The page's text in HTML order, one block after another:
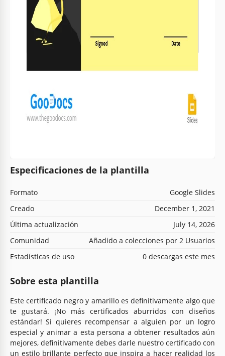
Especificaciones de la plantilla
Formato
Google Slides
Creado
December 1, 2021
Última actualización
July 14, 2026
Comunidad
Añadido a colecciones por 2 Usuarios
Estadísticas de uso
0 descargas este mes
Sobre esta plantilla
Este certificado negro y amarillo es definitivamente algo que
te gustará. ¡No más certificados aburridos con diseños
estándar! Si quieres recompensar a alguien por un logro
especial y animar a esta persona a obtener resultados aún
mejores, definitivamente debes darle nuestro certificado con
un estilo brillante perfecto que inspira a hacer realidad los